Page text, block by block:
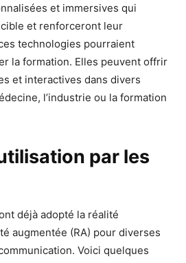
et immersives qui
et renforceront leur
technologies pourraient
la formation. Elles peuvent offrir
et interactives dans divers
l’industrie ou la formation
par les
déjà adopté la réalité
augmentée (RA) pour diverses
Voici quelques